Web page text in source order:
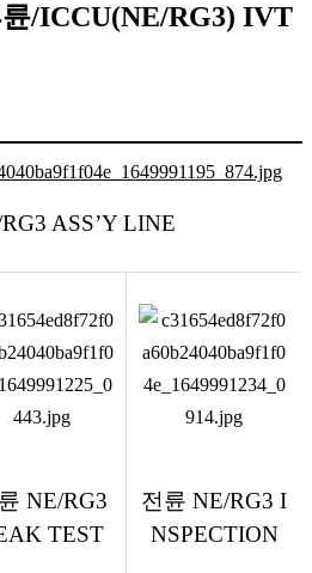
/ICCU(NE/RG3) IVT
ASS’Y LINE
NE/RG3
TEST
전륜 NE/RG3 I
NSPECTION